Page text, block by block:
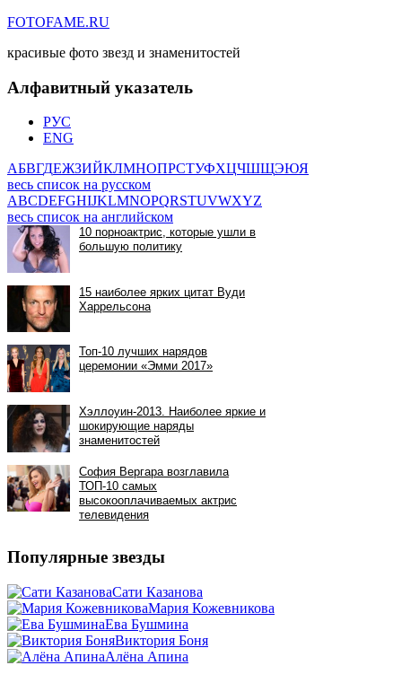
FOTOFAME.RU
красивые фото звезд и знаменитостей
Алфавитный указатель
РУС
ENG
АБВГДЕЖЗИЙКЛМНОПРСТУФХЦЧШЩЭЮЯ
весь список на русском
ABCDEFGHIJKLMNOPQRSTUVWXYZ
весь список на английском
Популярные звезды
Сати Казанова
Мария Кожевникова
Ева Бушмина
Виктория Боня
Алёна Апина